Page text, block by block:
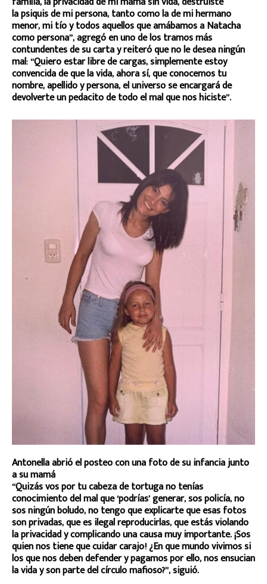
la psiquis de mi persona, tanto como la de mi hermano
menor, mi tío y todos aquellos que amábamos a Natacha
como persona”, agregó en uno de los tramos más
contundentes de su carta y reiteró que no le desea ningún
mal: “Quiero estar libre de cargas, simplemente estoy
convencida de que la vida, ahora sí, que conocemos tu
nombre, apellido y persona, el universo se encargará de
devolverte un pedacito de todo el mal que nos hiciste”.
Antonella abrió el posteo con una foto de su infancia junto
a su mamá
“Quizás vos por tu cabeza de tortuga no tenías
conocimiento del mal que ‘podrías’ generar, sos policía, no
sos ningún boludo, no tengo que explicarte que esas fotos
son privadas, que es ilegal reproducirlas, que estás violando
la privacidad y complicando una causa muy importante. ¡Sos
quien nos tiene que cuidar carajo! ¿En que mundo vivimos si
los que nos deben defender y pagamos por ello, nos ensucian
la vida y son parte del círculo mafioso?”, siguió.